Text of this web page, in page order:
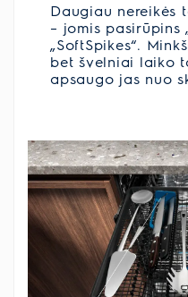
Daugiau nereikės
– jomis pasirūpins
„SoftSpikes“.
bet švelniai laiko
apsaugo jas nuo